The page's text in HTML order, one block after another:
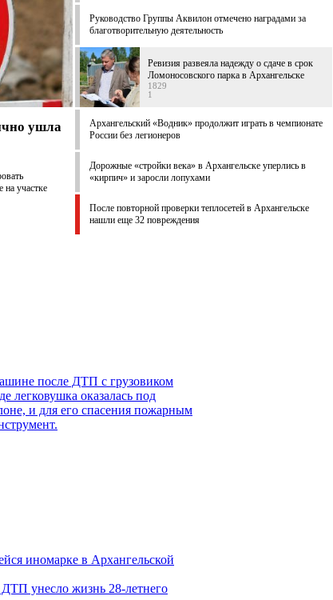
ушла
участке
Руководство Группы Аквилон отмечено наградами за
благотворительную деятельность
Ревизия развеяла надежду о сдаче в срок
Ломоносовского парка в Архангельске
1829
1
Архангельский «Водник» продолжит играть в чемпионате
России без легионеров
Дорожные «стройки века» в Архангельске уперлись в
«кирпич» и заросли лопухами
После повторной проверки теплосетей в Архангельске
нашли еще 32 повреждения
после ДТП с грузовиком
легковушка оказалась под
и для его спасения пожарным
иномарке в Архангельской
унесло жизнь 28-летнего